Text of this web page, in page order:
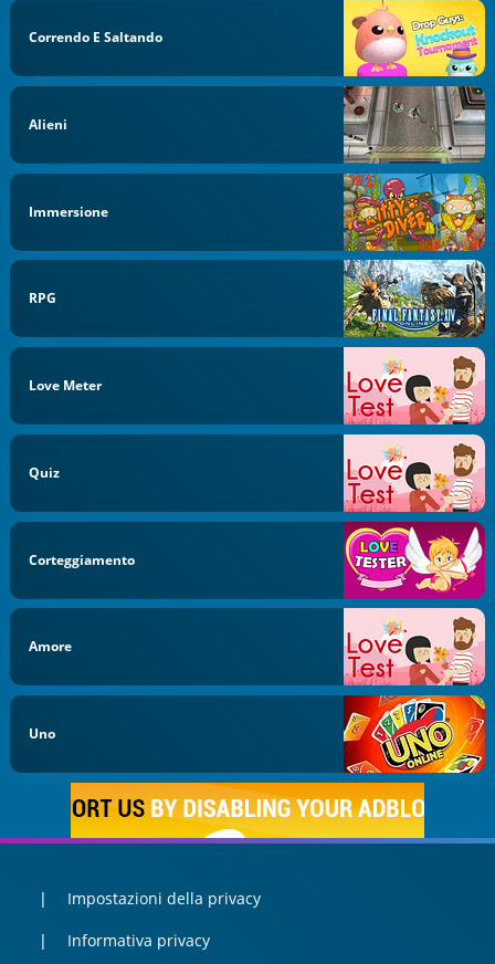
Correndo E Saltando
Alieni
Immersione
RPG
Love Meter
Quiz
Corteggiamento
Amore
Uno
Impostazioni della privacy
Informativa privacy